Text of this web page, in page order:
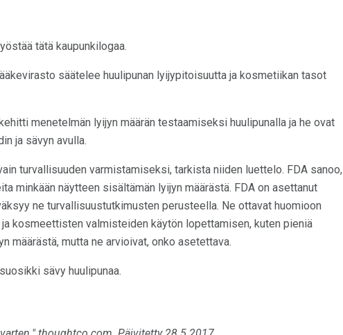
tätä kaupunkilogaa.
säätelee huulipunan lyijypitoisuutta ja kosmetiikan tasot
menetelmän lyijyn määrän testaamiseksi huulipunalla ja he ovat
ja sävyn avulla.
turvallisuuden varmistamiseksi, tarkista niiden luettelo. FDA sanoo,
minkään näytteen sisältämän lyijyn määrästä. FDA on asettanut
ne turvallisuustutkimusten perusteella. Ne ottavat huomioon
kosmeettisten valmisteiden käytön lopettamisen, kuten pieniä
määrästä, mutta ne arvioivat, onko asetettava.
sävy huulipunaa.